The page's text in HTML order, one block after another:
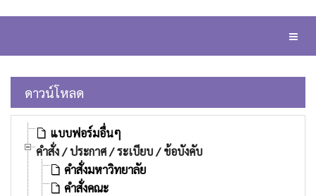
ดาวน์โหลด
แบบฟอร์มอื่นๆ
คำสั่ง / ประกาศ / ระเบียบ / ข้อบังคับ
คำสั่งมหาวิทยาลัย
คำสั่งคณะ